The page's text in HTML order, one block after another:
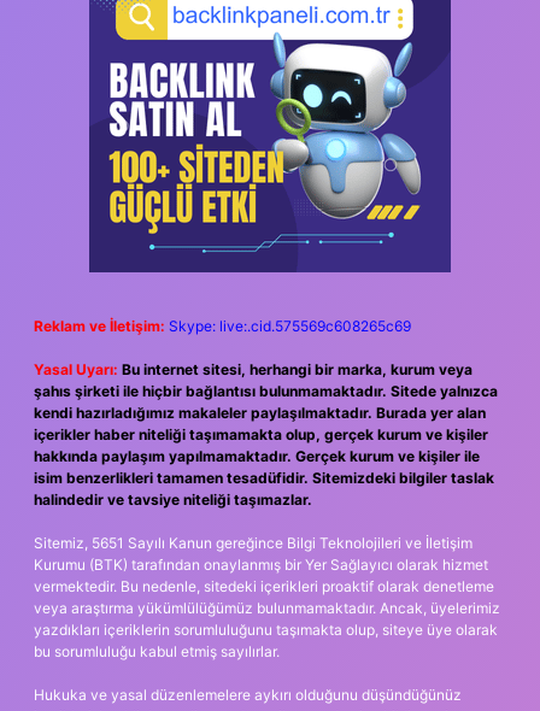
Reklam ve İletişim: Skype: live:.cid.575569c608265c69
Yasal Uyarı: Bu internet sitesi, herhangi bir marka, kurum veya
şahıs şirketi ile hiçbir bağlantısı bulunmamaktadır. Sitede yalnızca
kendi hazırladığımız makaleler paylaşılmaktadır. Burada yer alan
içerikler haber niteliği taşımamakta olup, gerçek kurum ve kişiler
hakkında paylaşım yapılmamaktadır. Gerçek kurum ve kişiler ile
isim benzerlikleri tamamen tesadüfidir. Sitemizdeki bilgiler taslak
halindedir ve tavsiye niteliği taşımazlar.
Sitemiz, 5651 Sayılı Kanun gereğince Bilgi Teknolojileri ve İletişim
Kurumu (BTK) tarafından onaylanmış bir Yer Sağlayıcı olarak hizmet
vermektedir. Bu nedenle, sitedeki içerikleri proaktif olarak denetleme
veya araştırma yükümlülüğümüz bulunmamaktadır. Ancak, üyelerimiz
yazdıkları içeriklerin sorumluluğunu taşımakta olup, siteye üye olarak
bu sorumluluğu kabul etmiş sayılırlar.
Hukuka ve yasal düzenlemelere aykırı olduğunu düşündüğünüz